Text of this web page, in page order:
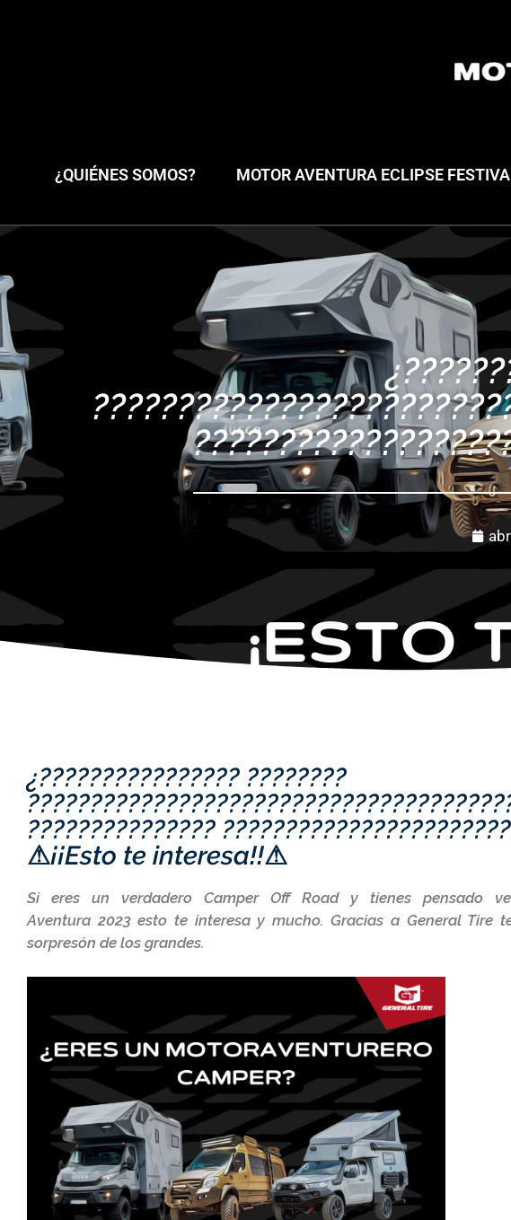
¿QUIÉNES SOMOS? MOTOR AVENTURA ECLIPSE
¿???????????????? ????????
???????????????
⚠¡¡Esto te interesa!!⚠
Si eres un verdadero Camper Off Road y tienes pensado
Aventura 2023 esto te interesa y mucho. Gracias a General Tire
sorpresón de los grandes.